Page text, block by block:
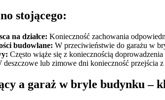
stojącego:
na działce: Konieczność zachowania
budowlane: W przeciwieństwie do garażu w
Często wiąże się z koniecznością
deszczowe lub zimowe dni konieczność przejścia
a garaż w bryle budynku –